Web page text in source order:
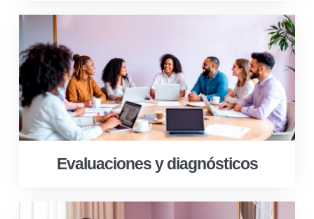
Evaluaciones y diagnósticos